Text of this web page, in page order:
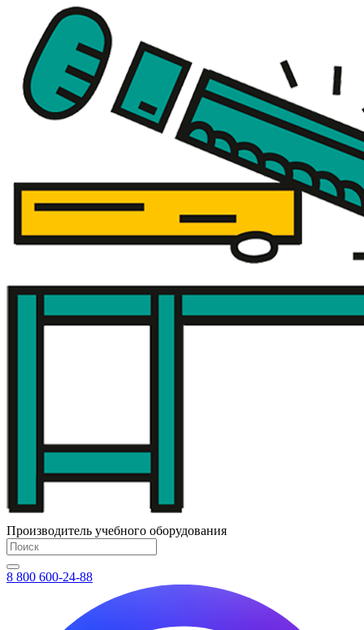
Производитель учебного оборудования
8 800 600-24-88